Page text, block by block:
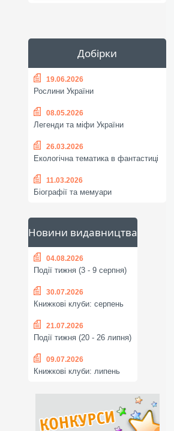
Добірки
19.06.2026
Рослини України
08.05.2026
Легенди та міфи України
26.03.2026
Екологічна тематика в фантастиці
11.03.2026
Біографії та мемуари
Новини видавництва
04.08.2026
Події тижня (3 - 9 серпня)
30.07.2026
Книжкові клуби: серпень
21.07.2026
Події тижня (20 - 26 липня)
09.07.2026
Книжкові клуби: липень